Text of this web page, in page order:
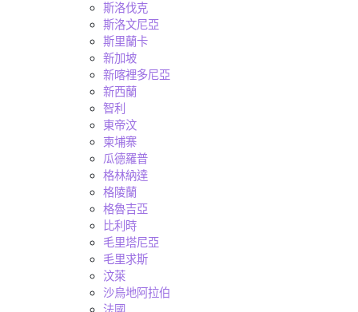
斯洛伐克
斯洛文尼亞
斯里蘭卡
新加坡
新喀裡多尼亞
新西蘭
智利
東帝汶
柬埔寨
瓜德羅普
格林納達
格陵蘭
格魯吉亞
比利時
毛里塔尼亞
毛里求斯
汶萊
沙烏地阿拉伯